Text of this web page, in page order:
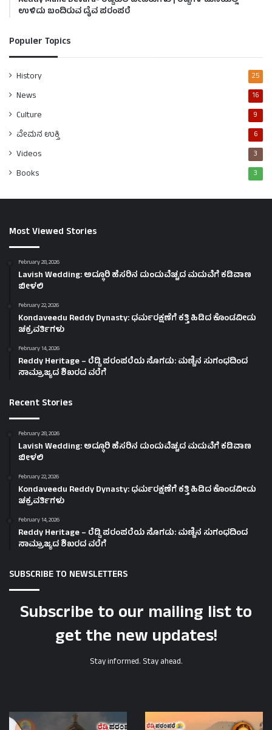
ಉಳಿದು ಬಂದಿರುವ ದೈವ ಪರಂಪರೆ
Populer Topics
History 25
News 16
Culture 9
ವೇಮನ ಉಕ್ತಿ 6
Videos 3
Books 3
Most Viewed Stories
February 28, 2026
Lavish Wedding: ಅದ್ಧೂರಿ ಹೆಸರಿನ ದುಂದುವೆಚ್ಚದ ಮದುವೆಗೆ ಕಡಿವಾಣ
ಬೀಳಲಿ
February 22, 2026
Kondaveedu Reddy Dynasty: ಧರ್ಮರಕ್ಷಣೆಗೆ ಕತ್ತಿ ಹಿಡಿದ ಕೊಂಡವೀಡು
ಚಕ್ರವರ್ತಿಗಳು
February 14, 2026
Reddy Heritage – ರೆಡ್ಡಿ ಪರಂಪರೆಯ ಸೊಗಡು: ಮಣ್ಣಿನ ಸುಗಂಧದಿಂದ
ಸಾಮ್ರಾಜ್ಯದ ಶಿಖರದ ವರೆಗೆ
Recent Stories
February 28, 2026
Lavish Wedding: ಅದ್ಧೂರಿ ಹೆಸರಿನ ದುಂದುವೆಚ್ಚದ ಮದುವೆಗೆ ಕಡಿವಾಣ
ಬೀಳಲಿ
February 22, 2026
Kondaveedu Reddy Dynasty: ಧರ್ಮರಕ್ಷಣೆಗೆ ಕತ್ತಿ ಹಿಡಿದ ಕೊಂಡವೀಡು
ಚಕ್ರವರ್ತಿಗಳು
February 14, 2026
Reddy Heritage – ರೆಡ್ಡಿ ಪರಂಪರೆಯ ಸೊಗಡು: ಮಣ್ಣಿನ ಸುಗಂಧದಿಂದ
ಸಾಮ್ರಾಜ್ಯದ ಶಿಖರದ ವರೆಗೆ
SUBSCRIBE TO NEWSLETTERS
Subscribe to our mailing list to
get the new updates!
Stay informed. Stay ahead.
first